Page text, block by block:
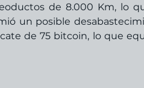
de 8.000 Km, lo
un posible
de 75 bitcoin, lo que